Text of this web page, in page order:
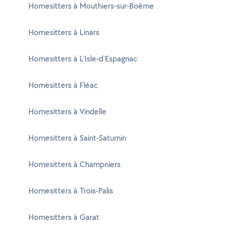
Homesitters à Mouthiers-sur-Boëme
Homesitters à Linars
Homesitters à L'Isle-d'Espagnac
Homesitters à Fléac
Homesitters à Vindelle
Homesitters à Saint-Saturnin
Homesitters à Champniers
Homesitters à Trois-Palis
Homesitters à Garat